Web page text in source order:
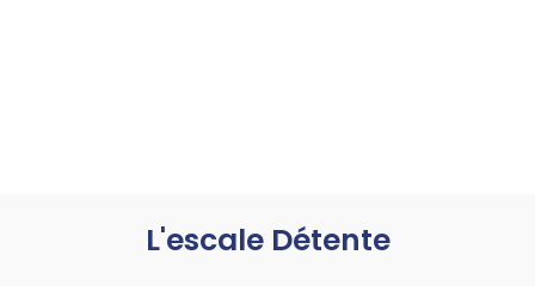
L'escale Détente